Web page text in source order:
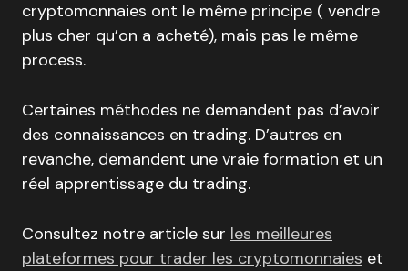
cryptomonnaies ont le même principe ( vendre
plus cher qu’on a acheté), mais pas le même
process.
Certaines méthodes ne demandent pas d’avoir
des connaissances en trading. D’autres en
revanche, demandent une vraie formation et un
réel apprentissage du trading.
Consultez notre article sur les meilleures
plateformes pour trader les cryptomonnaies et